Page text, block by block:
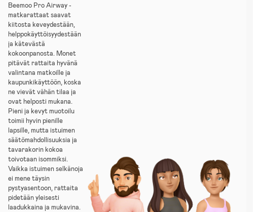
Beemoo Pro Airway -
matkarattaat saavat
kiitosta keveydestään,
helppokäyttöisyydestään
ja kätevästä
kokoonpanosta. Monet
pitävät rattaita hyvänä
valintana matkoille ja
kaupunkikäyttöön, koska
ne vievät vähän tilaa ja
ovat helposti mukana.
Pieni ja kevyt muotoilu
toimii hyvin pienille
lapsille, mutta istuimen
säätömahdollisuuksia ja
tavarakorin kokoa
toivotaan isommiksi.
Vaikka istuimen selkänoja
ei mene täysin
pystyasentoon, rattaita
pidetään yleisesti
laadukkaina ja mukavina.